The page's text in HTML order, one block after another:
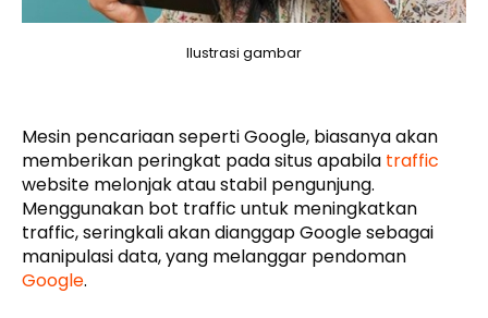
Ilustrasi gambar
Mesin pencariaan seperti Google, biasanya akan
memberikan peringkat pada situs apabila traffic
website melonjak atau stabil pengunjung.
Menggunakan bot traffic untuk meningkatkan
traffic, seringkali akan dianggap Google sebagai
manipulasi data, yang melanggar pendoman
Google.